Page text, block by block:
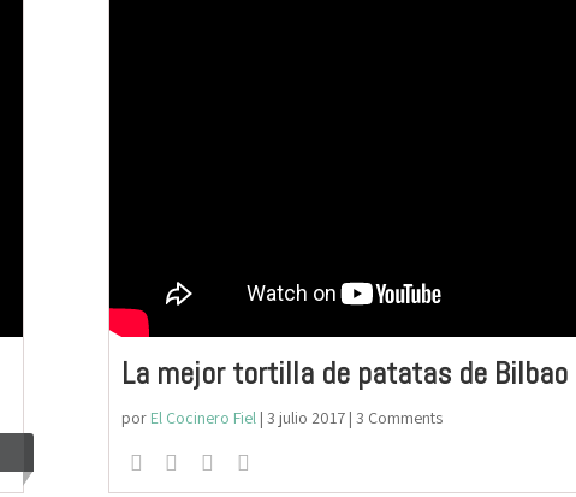
La mejor tortilla de patatas de Bilbao
por El Cocinero Fiel | 3 julio 2017 | 3 Comments